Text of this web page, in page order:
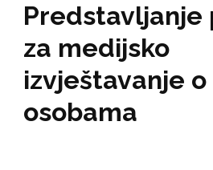
Predstavljanje
za medijsko
izvještavanje o
osobama